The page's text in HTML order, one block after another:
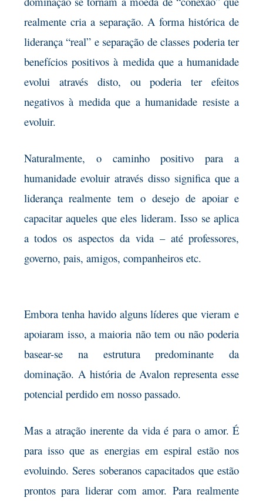
realmente cria a separação. A forma histórica de
liderança “real” e separação de classes poderia ter
benefícios positivos à medida que a humanidade
evolui através disto, ou poderia ter efeitos
negativos à medida que a humanidade resiste a
evoluir.
Naturalmente, o caminho positivo para a
humanidade evoluir através disso significa que a
liderança realmente tem o desejo de apoiar e
capacitar aqueles que eles lideram. Isso se aplica
a todos os aspectos da vida – até professores,
governo, pais, amigos, companheiros etc.
Embora tenha havido alguns líderes que vieram e
apoiaram isso, a maioria não tem ou não poderia
basear-se na estrutura predominante da
dominação. A história de Avalon representa esse
potencial perdido em nosso passado.
Mas a atração inerente da vida é para o amor. É
para isso que as energias em espiral estão nos
evoluindo. Seres soberanos capacitados que estão
prontos para liderar com amor. Para realmente